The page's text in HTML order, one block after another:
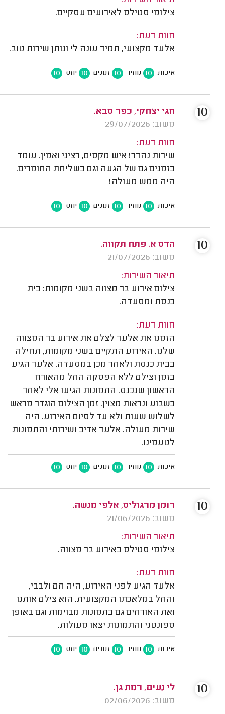
צילומי סטילס לאירועים עסקיים.
חוות דעת:
אלעד מקצועי, תמיד עונה לי ונותן שירות טוב.
איכות 10 מחיר 10 זמנים 10 יחס 10
חגי יצחקי, כפר סבא.
משוב: 29/07/2026
חוות דעת:
שירות נהדר! איש מקסים, רציני ואמין. עומד
בזמנים גם של הגעה וגם בשליחת החומרים.
היה ממש מעולה!
איכות 10 מחיר 10 זמנים 10 יחס 10
10
הדס א. פתח תקווה.
משוב: 21/07/2026
תיאור השירות:
צילום אירוע בר מצווה בשני מקומות: בית
כנסת ומסעדה.
חוות דעת:
הזמנו את אלעד לצלם את אירוע בר המצווה
שלנו. האירוע התקיים בשני מקומות, תחילה
בבית כנסת ולאחר מכן במסעדה. אלעד הגיע
בזמן וצילם ללא הפסקה החל מהאורח
הראשון שנכנס. התמונות הגיעו אלי לאחר
כשבוע ונראות מצוין. זמן הצילום הוגדר מראש
לשלוש שעות ולא עד לסיום האירוע. היה
שירות מעולה. אלעד אדיב ושירותי והתמונות
לטעמינו.
איכות 10 מחיר 10 זמנים 10 יחס 10
10
רומן מרגוליס, אלפי מנשה.
משוב: 21/06/2026
תיאור השירות:
צילומי סטילס באירוע בר מצווה.
חוות דעת:
אלעד הגיע לפני האירוע, היה חם ולבבי,
והחל במלאכתו המקצועית. הוא צילם אותנו
ואת האורחים גם בתמונות מבוימות וגם באופן
ספונטני והתמונות יצאו מעולות.
איכות 10 מחיר 10 זמנים 10 יחס 10
10
לי נעים, רמת גן.
משוב: 02/06/2026
10